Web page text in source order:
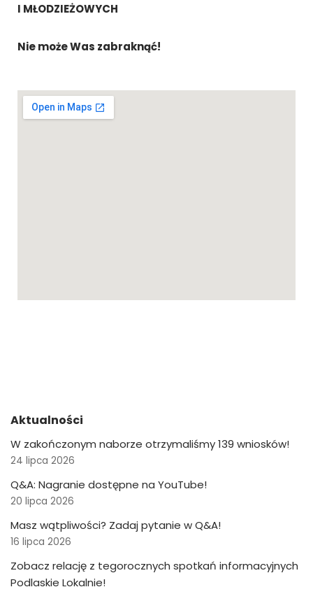
I MŁODZIEŻOWYCH
Nie może Was zabraknąć!
Aktualności
W zakończonym naborze otrzymaliśmy 139 wniosków!
24 lipca 2026
Q&A: Nagranie dostępne na YouTube!
20 lipca 2026
Masz wątpliwości? Zadaj pytanie w Q&A!
16 lipca 2026
Zobacz relację z tegorocznych spotkań informacyjnych
Podlaskie Lokalnie!